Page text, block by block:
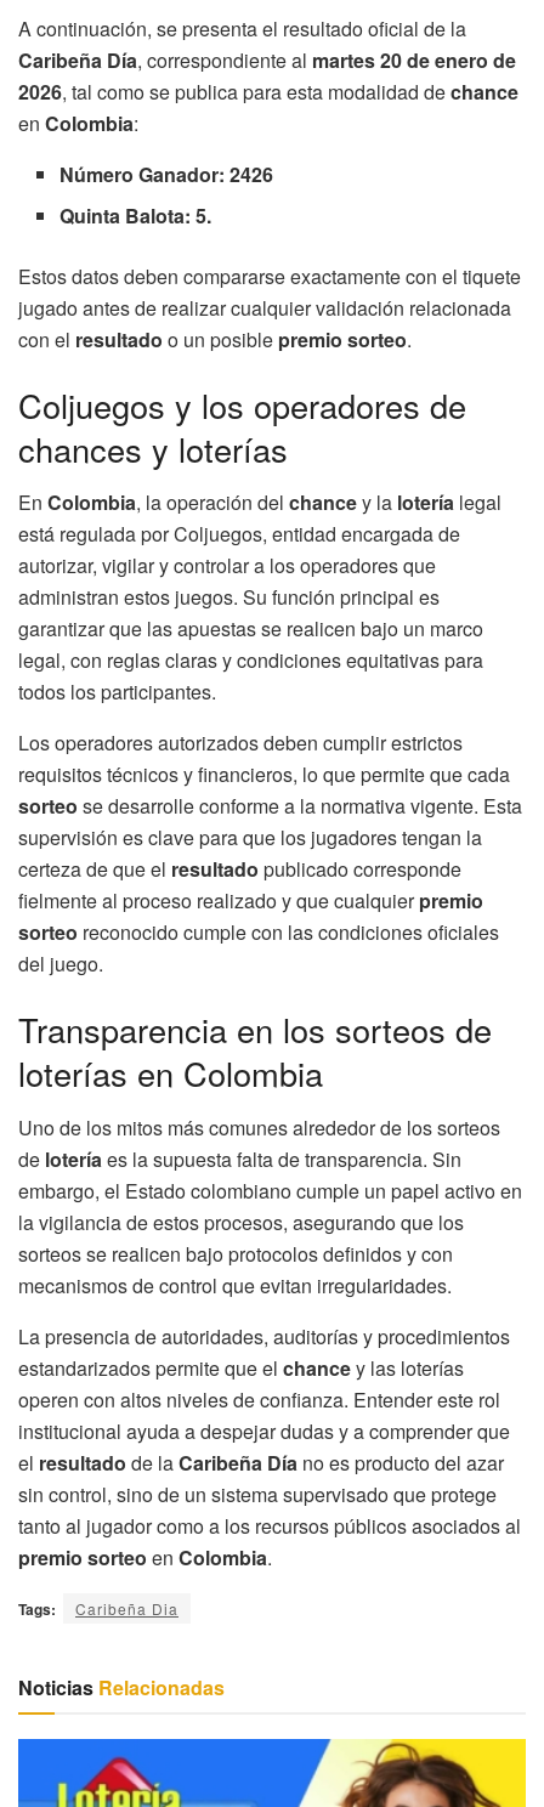
A continuación, se presenta el resultado oficial de la
Caribeña Día, correspondiente al martes 20 de enero de
2026, tal como se publica para esta modalidad dechance
en Colombia:
Número Ganador: 2426
Quinta Balota: 5.
Estos datos deben compararse exactamente con el tiquete
jugado antes de realizar cualquier validación relacionada
con el resultado o un posible premio sorteo.
Coljuegos y los operadores de
chances y loterías
En Colombia, la operación del chancey la lotería legal
está regulada por Coljuegos, entidad encargada de
autorizar, vigilar y controlar a los operadores que
administran estos juegos. Su función principal es
garantizar que las apuestas se realicen bajo un marco
legal, con reglas claras y condiciones equitativas para
todos los participantes.
Los operadores autorizados deben cumplir estrictos
requisitos técnicos y financieros, lo que permite que cada
sorteo se desarrolle conforme a la normativa vigente. Esta
supervisión es clave para que los jugadores tengan la
certeza de que el resultado publicado corresponde
fielmente al proceso realizado y que cualquierpremio
sorteo reconocido cumple con las condiciones oficiales
del juego.
Transparencia en los sorteos de
loterías en Colombia
Uno de los mitos más comunes alrededor de los sorteos
de lotería es la supuesta falta de transparencia. Sin
embargo, el Estado colombiano cumple un papel activo en
la vigilancia de estos procesos, asegurando que los
sorteos se realicen bajo protocolos definidos y con
mecanismos de control que evitan irregularidades.
La presencia de autoridades, auditorías y procedimientos
estandarizados permite que el chancey las loterías
operen con altos niveles de confianza. Entender este rol
institucional ayuda a despejar dudas y a comprender que
el resultado de laCaribeña Día no es producto del azar
sin control, sino de un sistema supervisado que protege
tanto al jugador como a los recursos públicos asociados al
premio sorteo en Colombia.
Tags: Caribeña Dia
Noticias Relacionadas